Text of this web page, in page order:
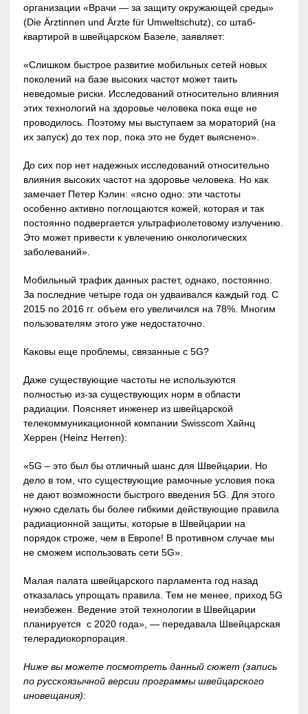
организации «Врачи — за защиту окружающей среды»
(Die Ärztinnen und Ärzte für Umweltschutz), со штаб-
квартирой в швейцарском Базеле, заявляет:
«Слишком быстрое развитие мобильных сетей новых
поколений на базе высоких частот может таить
неведомые риски. Исследований относительно влияния
этих технологий на здоровье человека пока еще не
проводилось. Поэтому мы выступаем за мораторий (на
их запуск) до тех пор, пока это не будет выяснено».
До сих пор нет надежных исследований относительно
влияния высоких частот на здоровье человека. Но как
замечает Петер Кэлин: «ясно одно: эти частоты
особенно активно поглощаются кожей, которая и так
постоянно подвергается ультрафиолетовому излучению.
Это может привести к увлечению онкологических
заболеваний».
Мобильный трафик данных растет, однако, постоянно.
За последние четыре года он удваивался каждый год. С
2015 по 2016 гг. объем его увеличился на 78%. Многим
пользователям этого уже недостаточно.
Каковы еще проблемы, связанные с 5G?
Даже существующие частоты не используются
полностью из-за существующих норм в области
радиации. Поясняет инженер из швейцарской
телекоммуникационной компании Swisscom Хайнц
Херрен (Heinz Herren):
«5G – это был бы отличный шанс для Швейцарии. Но
дело в том, что существующие рамочные условия пока
не дают возможности быстрого введения 5G. Для этого
нужно сделать бы более гибкими действующие правила
радиационной защиты, которые в Швейцарии на
порядок строже, чем в Европе! В противном случае мы
не сможем использовать сети 5G».
Малая палата швейцарского парламента год назад
отказалась упрощать правила. Тем не менее, приход 5G
неизбежен. Ведение этой технологии в Швейцарии
планируется с 2020 года», — передавала Швейцарская
телерадиокорпорация.
Ниже вы можете посмотреть данный сюжет (запись
по русскоязычной версии программы швейцарского
иновещания):